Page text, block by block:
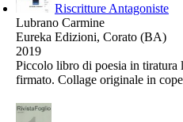
Riscritture Antagoniste
Lubrano Carmine
Eureka Edizioni, Corato (BA)
2019
Piccolo libro di poesia in tiratura
firmato. Collage originale in